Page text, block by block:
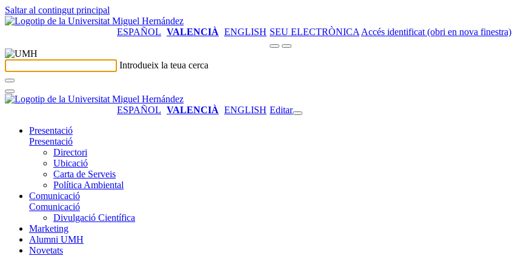
Saltar al contingut principal
ESPAÑOL VALENCIÀ ENGLISH SEU ELECTRÒNICA Accés identificat (obri en nova finestra)
Introdueix la teua cerca
ESPAÑOL VALENCIÀ ENGLISH Editar
Presentació
Presentació
Directori
Ubicació
Carta de Serveis
Política Ambiental
Comunicació
Comunicació
Divulgació Científica
Marketing
Alumni UMH
Novetats